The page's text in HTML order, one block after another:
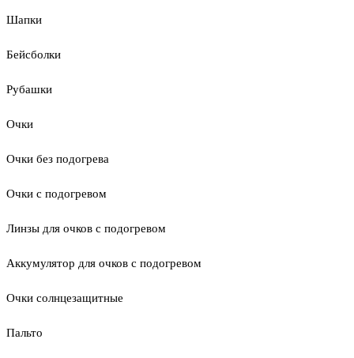
Шапки
Бейсболки
Рубашки
Очки
Очки без подогрева
Очки с подогревом
Линзы для очков с подогревом
Аккумулятор для очков с подогревом
Очки солнцезащитные
Пальто